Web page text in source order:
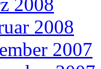
2008
2008
2007